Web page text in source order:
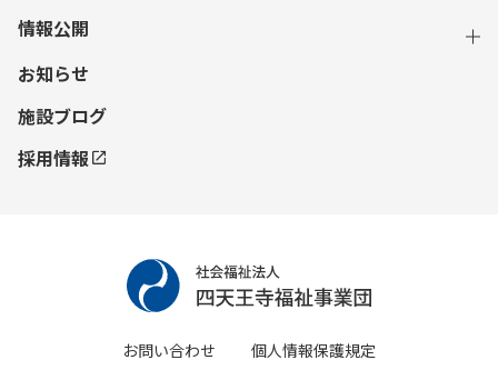
情報公開
お知らせ
施設ブログ
採用情報
お問い合わせ 個人情報保護規定